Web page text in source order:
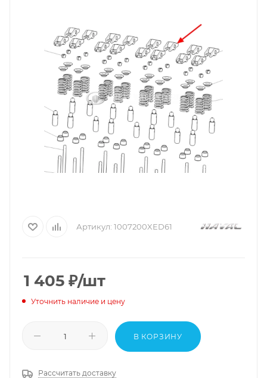
Артикул: 1007200XED61
1 405 ₽/шт
Уточнить наличие и цену
В КОРЗИНУ
Рассчитать доставку